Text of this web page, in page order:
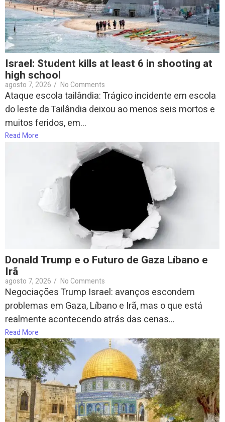
Israel: Student kills at least 6 in shooting at
high school
agosto 7, 2026 / No Comments
Ataque escola tailândia: Trágico incidente em escola
do leste da Tailândia deixou ao menos seis mortos e
muitos feridos, em...
Read More
Donald Trump e o Futuro de Gaza Líbano e
Irã
agosto 7, 2026 / No Comments
Negociações Trump Israel: avanços escondem
problemas em Gaza, Líbano e Irã, mas o que está
realmente acontecendo atrás das cenas...
Read More